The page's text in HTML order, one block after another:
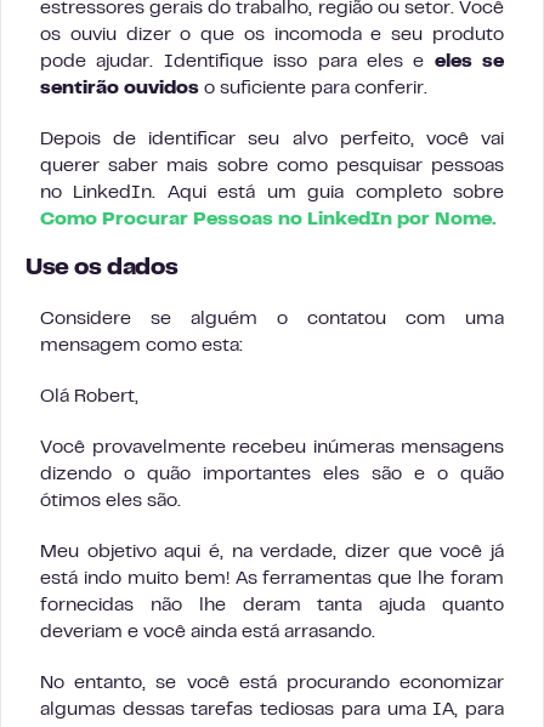
estressores gerais do trabalho, região ou setor. Você
os ouviu dizer o que os incomoda e seu produto
pode ajudar. Identifique isso para eles e eles se
sentirão ouvidos o suficiente para conferir.
Depois de identificar seu alvo perfeito, você vai
querer saber mais sobre como pesquisar pessoas
no LinkedIn. Aqui está um guia completo sobre
Como Procurar Pessoas no LinkedIn por Nome.
Use os dados
Considere se alguém o contatou com uma
mensagem como esta:
Olá Robert,
Você provavelmente recebeu inúmeras mensagens
dizendo o quão importantes eles são e o quão
ótimos eles são.
Meu objetivo aqui é, na verdade, dizer que você já
está indo muito bem! As ferramentas que lhe foram
fornecidas não lhe deram tanta ajuda quanto
deveriam e você ainda está arrasando.
No entanto, se você está procurando economizar
algumas dessas tarefas tediosas para uma IA, para